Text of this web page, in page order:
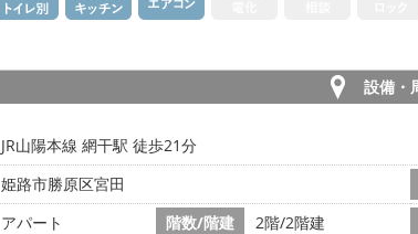
設備・
JR山陽本線 網干駅 徒歩21分
姫路市勝原区宮田
アパート 階数/階建 2階/2階建